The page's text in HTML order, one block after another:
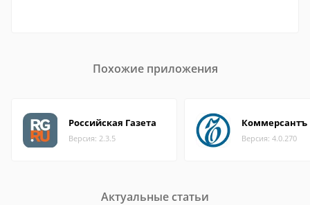
Похожие приложения
Российская Газета
Версия: 2.3.5
Коммерсантъ
Версия: 4.0.270
Актуальные статьи